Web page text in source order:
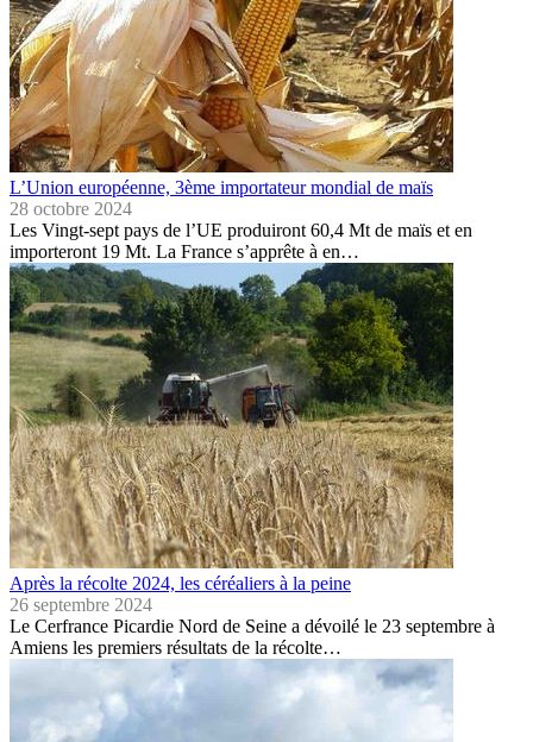
L’Union européenne, 3ème importateur mondial de maïs
28 octobre 2024
Les Vingt-sept pays de l’UE produiront 60,4 Mt de maïs et en
importeront 19 Mt. La France s’apprête à en…
Après la récolte 2024, les céréaliers à la peine
26 septembre 2024
Le Cerfrance Picardie Nord de Seine a dévoilé le 23 septembre à
Amiens les premiers résultats de la récolte…